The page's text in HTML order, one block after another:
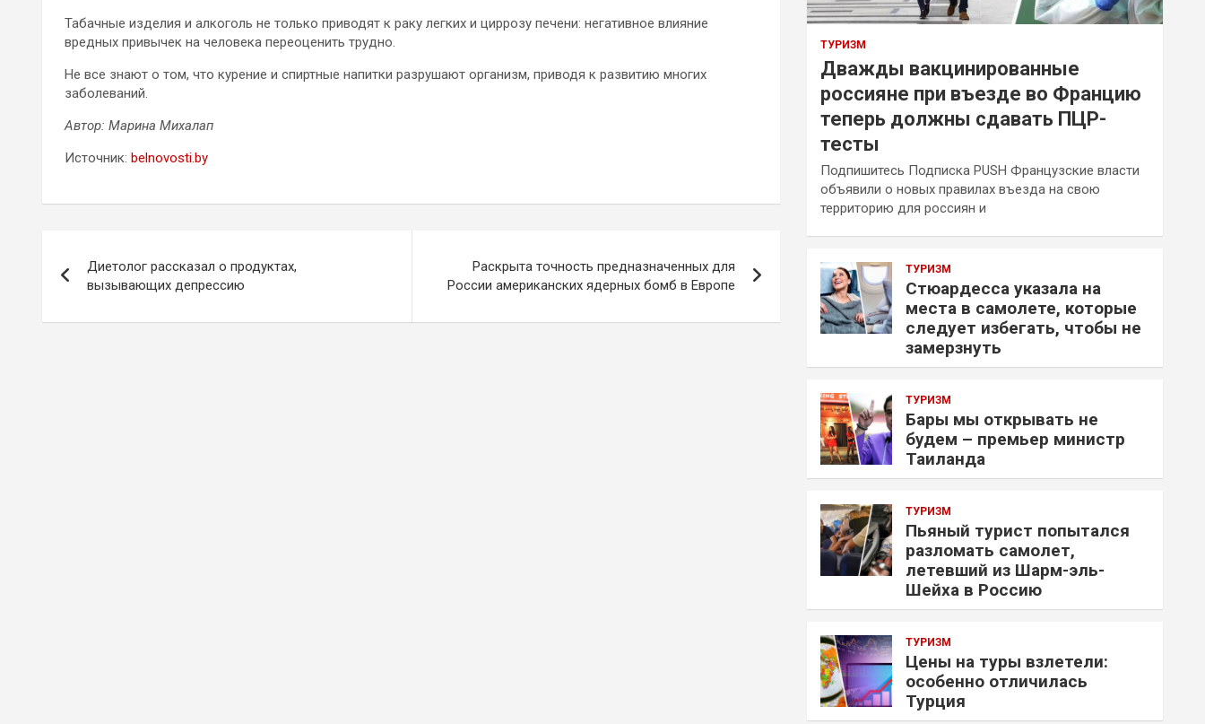
Табачные изделия и алкоголь не только приводят к раку легких и циррозу печени: негативное влияние
вредных привычек на человека переоценить трудно.
Не все знают о том, что курение и спиртные напитки разрушают организм, приводя к развитию многих
заболеваний.
Автор: Марина Михалап
Источник: belnovosti.by
по
записям
Диетолог рассказал о продуктах,
вызывающих депрессию
Раскрыта точность предназначенных для
России американских ядерных бомб в Европе
ТУРИЗМ
Дважды вакцинированные
россияне при въезде во Францию
теперь должны сдавать ПЦР-
тесты
Подпишитесь Подписка PUSH Французские власти
объявили о новых правилах въезда на свою
территорию для россиян и
ТУРИЗМ
Стюардесса указала на
места в самолете, которые
следует избегать, чтобы не
замерзнуть
ТУРИЗМ
Бары мы открывать не
будем – премьер министр
Таиланда
ТУРИЗМ
Пьяный турист попытался
разломать самолет,
летевший из Шарм-эль-
Шейха в Россию
ТУРИЗМ
Цены на туры взлетели:
особенно отличилась
Турция